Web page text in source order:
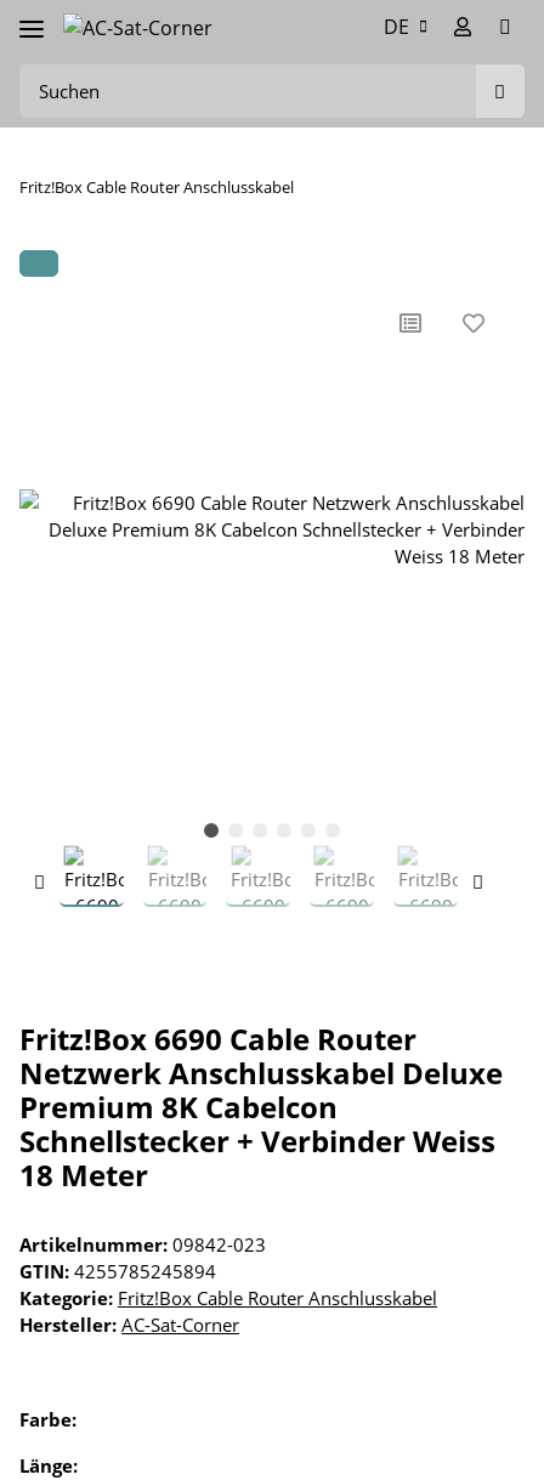
DE
Fritz!Box Cable Router Anschlusskabel
Fritz!Box 6690 Cable Router
Netzwerk Anschlusskabel Deluxe
Premium 8K Cabelcon
Schnellstecker + Verbinder Weiss
18 Meter
Artikelnummer: 09842-023
GTIN: 4255785245894
Kategorie: Fritz!Box Cable Router Anschlusskabel
Hersteller: AC-Sat-Corner
Farbe:
Länge: